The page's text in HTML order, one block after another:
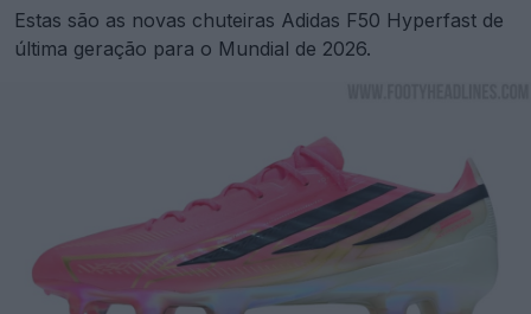
Estas são as novas chuteiras Adidas F50 Hyperfast de
última geração para o Mundial de 2026.